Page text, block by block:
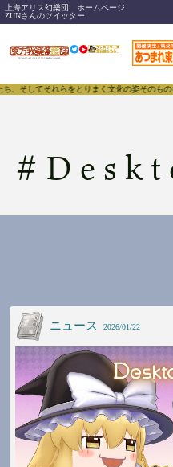
上海アリス幻樂団 ホームページ
ZUNさんのツイッター
それらをとりまく文化の姿そのもの
#
ニュース 2026/01/22